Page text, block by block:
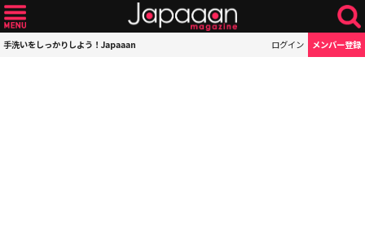
手洗いをしっかりしよう！Japaaan ログイン メンバー登録